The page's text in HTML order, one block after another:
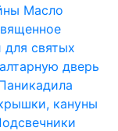
Масло
святых
дверь
кануны